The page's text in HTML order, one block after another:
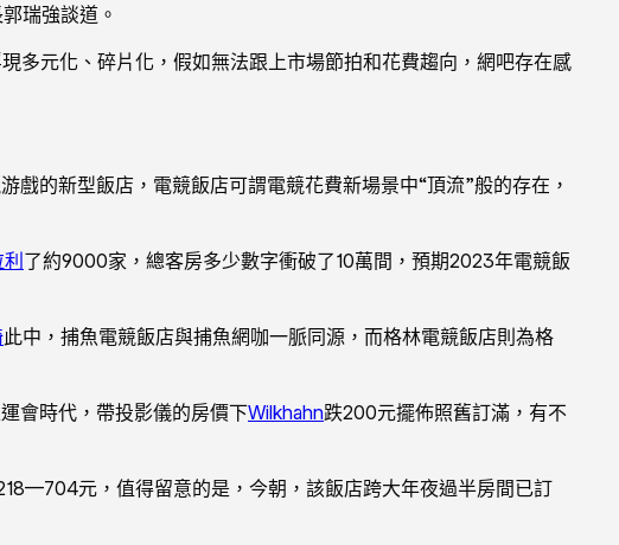
瑞強談道。
多元化、碎片化，假如無法跟上市場節拍和花費趨向，網吧存在感
戲的新型飯店，電競飯店可謂電競花費新場景中“頂流”般的存在，
了約9000家，總客房多少數字衝破了10萬間，預期2023年電競飯
此中，捕魚電競飯店與捕魚網咖一脈同源，而格林電競飯店則為格
會時代，帶投影儀的房價下Wilkhahn跌200元擺佈照舊訂滿，有不
元，值得留意的是，今朝，該飯店跨大年夜過半房間已訂